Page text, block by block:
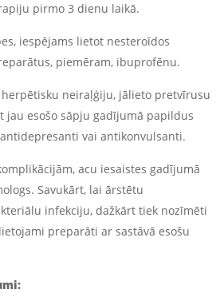
pirmo 3 dienu laikā.
iespējams lietot nesteroīdos
piemēram, ibuprofēnu.
herpētisku neiraļģiju, jālieto pretvīrusu
jau esošo sāpju gadījumā papildus
vai antikonvulsanti.
acu iesaistes gadījumā
Savukārt, lai ārstētu
infekciju, dažkārt tiek nozīmēti
preparāti ar sastāvā esošu